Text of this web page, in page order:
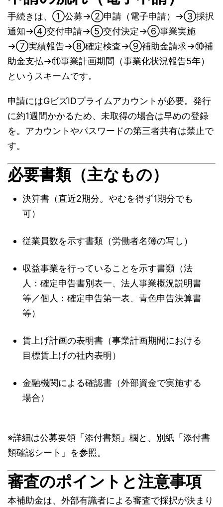
手続きは、①公募→②申請（電子申請）→③採択
通知→④交付申請→⑤交付決定→⑥事業実施
→⑦実績報告→⑧確定検査→⑨補助金請求→⑩補
助金支払→⑪事業計画期間（事業化状況報告5年）
というスキームです。
申請にはGビズIDプライムアカウントが必要。発行
に約1週間かかるため、未取得の場合は早めの登録
を。アカウントやパスワードの第三者共有は禁止で
す。
必要書類（主なもの）
決算書（直近2期分。やむを得ず1期分でも
可）
従業員数を示す書類（労働者名簿の写し）
収益事業を行っていることを示す書類（法
人：確定申告書別表一、法人事業概況説明書
等／個人：確定申告第一表、青色申告決算書
等）
賃上げ計画の表明書（事業計画期間における
目標賃上げの社内表明）
金融機関による確認書（外部資金で実施する
場合）
※詳細は公募要領「添付書類」欄と、別紙「添付書
類確認シート」を参照。
審査のポイントと注意事項
本補助金は、外部有識者による審査で採択が決まり